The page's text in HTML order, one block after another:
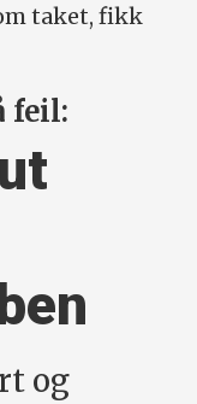
taket, fikk
feil:
og